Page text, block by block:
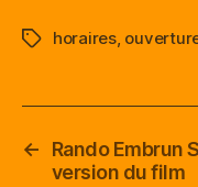
Étiquettes
horaires,
←
Rando Embrun
version du film